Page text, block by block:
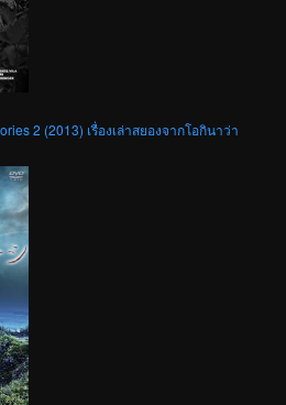
2 (2013) เรื่องเล่าสยองจากโอกินาว่า